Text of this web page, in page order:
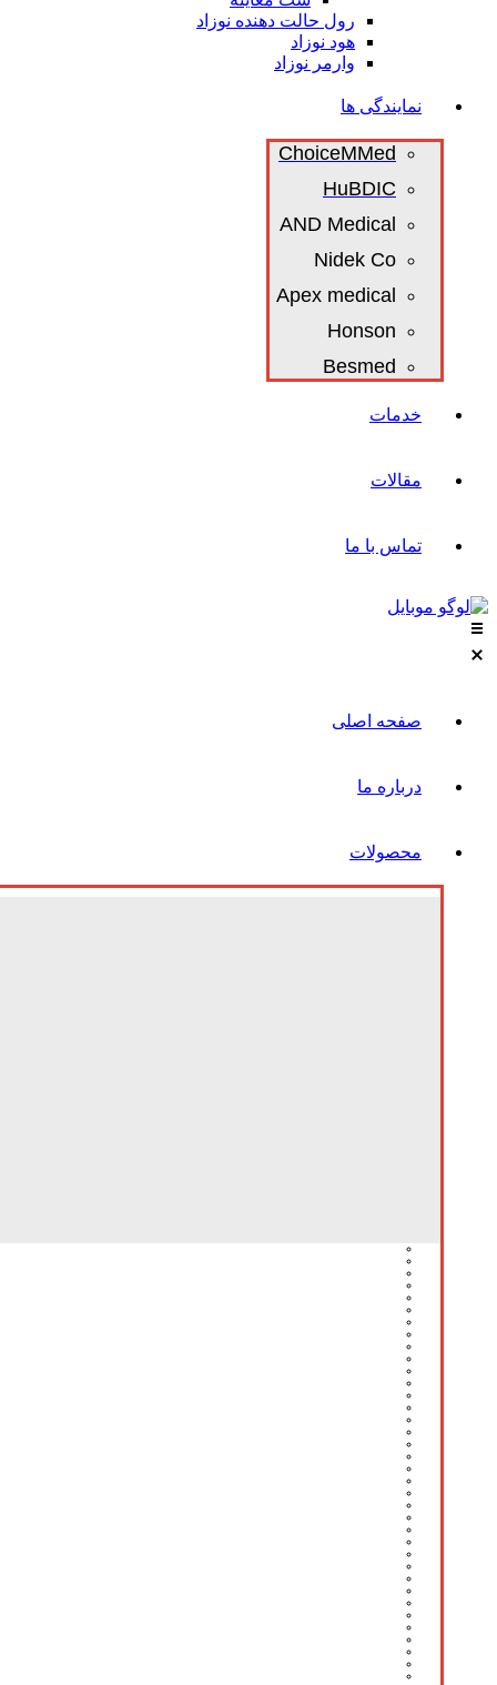
رول حالت دهنده نوزاد
هود نوزاد
وارمر نوزاد
نمایندگی ها
ChoiceMMed
HuBDIC
AND Medical
Nidek Co
Apex medical
Honson
Besmed
خدمات
مقالات
تماس با ما
صفحه اصلی
درباره ما
محصولات